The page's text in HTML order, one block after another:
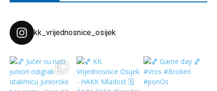
kk_vrijednosnice_osijek